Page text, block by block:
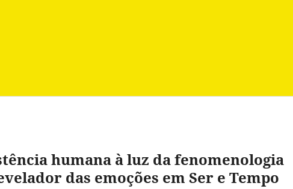
humana à luz da fenomenologia
das emoções em Ser e Tempo